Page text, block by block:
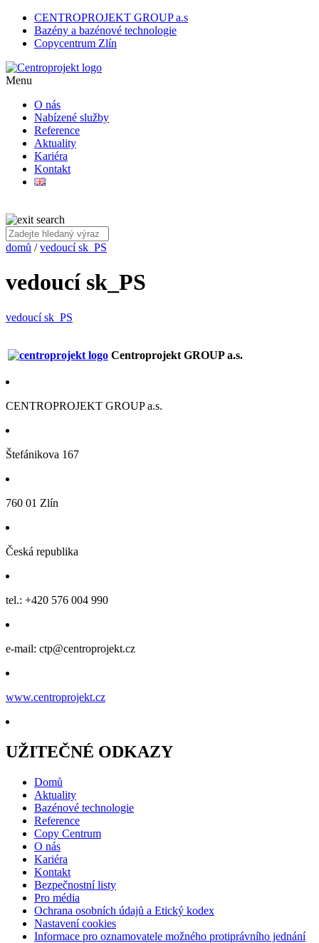
CENTROPROJEKT GROUP a.s
Bazény a bazénové technologie
Copycentrum Zlín
Menu
O nás
Nabízené služby
Reference
Aktuality
Kariéra
Kontakt
domů /vedoucí sk_PS
vedoucí sk_PS
vedoucí sk_PS
Centroprojekt GROUP a.s.
CENTROPROJEKT GROUP a.s.
Štefánikova 167
760 01 Zlín
Česká republika
tel.: +420 576 004 990
e-mail: ctp@centroprojekt.cz
www.centroprojekt.cz
UŽITEČNÉ ODKAZY
Domů
Aktuality
Bazénové technologie
Reference
Copy Centrum
O nás
Kariéra
Kontakt
Bezpečnostní listy
Pro média
Ochrana osobních údajů a Etický kodex
Nastavení cookies
Informace pro oznamovatele možného protiprávního jednání